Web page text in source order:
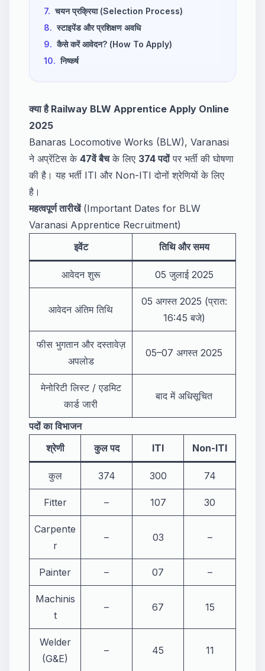
7. चयन प्रक्रिया (Selection Process)
8. स्टाइपेंड और प्रशिक्षण अवधि
9. कैसे करें आवेदन? (How To Apply)
10. निष्कर्ष
क्या है Railway BLW Apprentice Apply Online
2025
Banaras Locomotive Works (BLW), Varanasi
ने अप्रेंटिस के 47वें बैचके लिए 374 पदोंपर भर्ती की घोषणा
की है। यह भर्ती ITI और Non-ITI दोनों श्रेणियों के लिए
है।
महत्वपूर्ण तारीखें(Important Dates for BLW
Varanasi Apprentice Recruitment)
इवेंट
तिथि और समय
आवेदन शुरू 05 जुलाई 2025
आवेदन अंतिम तिथि
05 अगस्त 2025 (प्रात:
16:45 बजे)
फीस भुगतान और दस्तावेज़
अपलोड
05–07 अगस्त 2025
मेनोरिटी लिस्ट / एडमिट
कार्ड जारी
बाद में अधिसूचित
पदों का विभाजन
श्रेणी
कुल पद ITI Non-ITI
कुल 374 300 74
Fitter – 107 30
Carpente
r
– 03 –
Painter – 07 –
Machinis
t
– 67 15
Welder
(G&E)
– 45 11